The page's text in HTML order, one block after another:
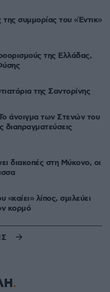
συμμορίας του «Έντικ»
της Ελλάδας,
της Σαντορίνης
άνοιγμα των Στενών του
διαπραγματεύσεις
διακοπές στη Μύκονο, οι
λίπος, σμιλεύει
κορμό